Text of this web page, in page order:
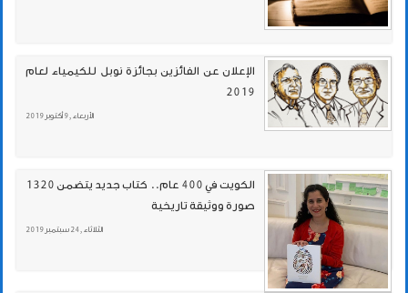
الإعلان عن الفائزين بجائزة نوبل للكيمياء لعام
2019
الأربعاء , 9 أكتوبر 2019
الكويت في 400 عام.. كتاب جديد يتضمن 1320
صورة ووثيقة تاريخية
الثلاثاء , 24 سبتمبر 2019